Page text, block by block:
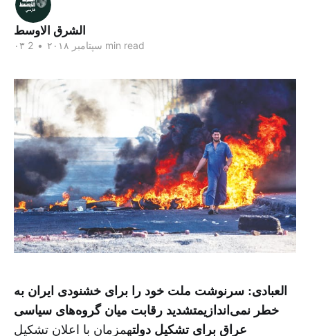
الشرق الاوسط
۰۳ سپتامبر ۲۰۱۸ • 2 min read
العبادی: سرنوشت ملت خود را برای خشنودی ایران به
خطر نمی‌اندازیمتشدید رقابت میان گروه‌های سیاسی
عراق برای تشکیل دولتهمزمان با اعلان تشکیل